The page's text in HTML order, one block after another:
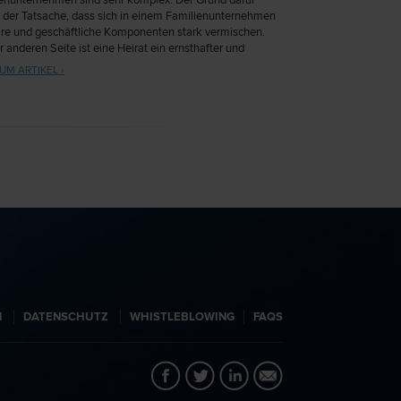
der Tatsache, dass sich in einem Familienunternehmen
und geschäftliche Komponenten stark vermischen.
anderen Seite ist eine Heirat ein ernsthafter und
Akt.
ARTIKEL ›
DATENSCHUTZ WHISTLEBLOWING FAQS